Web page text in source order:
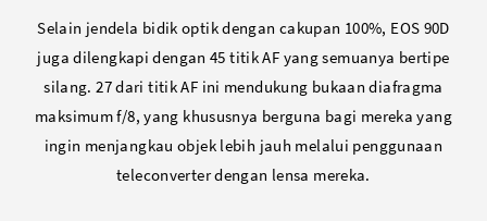
Selain jendela bidik optik dengan cakupan 100%, EOS 90D
juga dilengkapi dengan 45 titik AF yang semuanya bertipe
silang. 27 dari titik AF ini mendukung bukaan diafragma
maksimum f/8, yang khususnya berguna bagi mereka yang
ingin menjangkau objek lebih jauh melalui penggunaan
teleconverter dengan lensa mereka.